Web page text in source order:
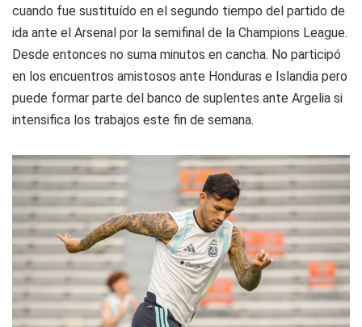
cuando fue sustituído en el segundo tiempo del partido de
ida ante el Arsenal por la semifinal de la Champions League.
Desde entonces no suma minutos en cancha. No participó
en los encuentros amistosos ante Honduras e Islandia pero
puede formar parte del banco de suplentes ante Argelia si
intensifica los trabajos este fin de semana.